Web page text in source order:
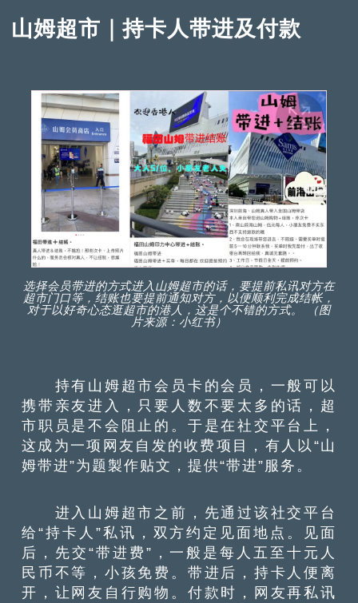
山姆超市｜持卡人带进及付款
选择会员带进的方式进入山姆超市的话，要提前私讯对方在
超市门口等，结账也要提前通知对方，以便顺利完成结帐，
对于以好奇心态逛超市的港人，这是个不错的方式。 （图
片来源：小红书）
持有山姆超市会员卡的会员，一般可以
携带亲友进入，只要人数不要太多的话，超
市职员是不会阻止的。于是在社交平台上，
这成为一项网友自发的收费项目，有人以“山
姆带进”为题製作贴文，提供“带进”服务。
进入山姆超市之前，先通过该社交平台
给“持卡人”私讯，双方约定见面地点。见面
后，先交“带进费”，一般是每人五至十元人
民币不等，小孩免费。带进后，持卡人便离
开，让网友自行购物。付款时，网友再私讯